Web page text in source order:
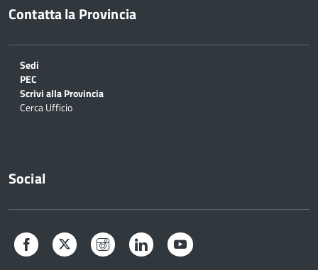
Contatta la Provincia
Sedi
PEC
Scrivi alla Provincia
Cerca Ufficio
Social
Facebook Twitter Instagram LinkedIn